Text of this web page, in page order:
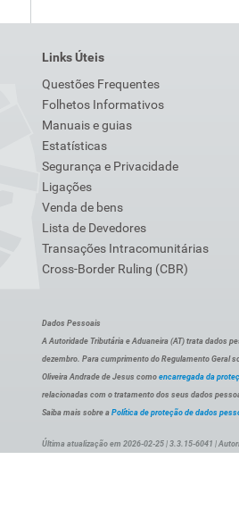
Links Úteis
Questões Frequentes
Folhetos Informativos
Manuais e guias
Estatísticas
Segurança e Privacidade
Ligações
Venda de bens
Lista de Devedores
Transações Intracomunitárias
Cross-Border Ruling (CBR)
Dados Pessoais
A Autoridade Tributária e Aduaneira (AT) trata dados
dezembro. Para cumprimento do Regulamento Geral
Oliveira Andrade de Jesus como encarregada da
relacionadas com o tratamento dos seus dados
Saiba mais sobre a Política de proteção de dados
Última atualização em 2026-02-25 | 3.3.15-6041 |